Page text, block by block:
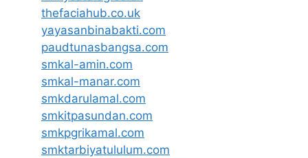
thefaciahub.co.uk
yayasanbinabakti.com
paudtunasbangsa.com
smkal-amin.com
smkal-manar.com
smkdarulamal.com
smkitpasundan.com
smkpgrikamal.com
smktarbiyatululum.com